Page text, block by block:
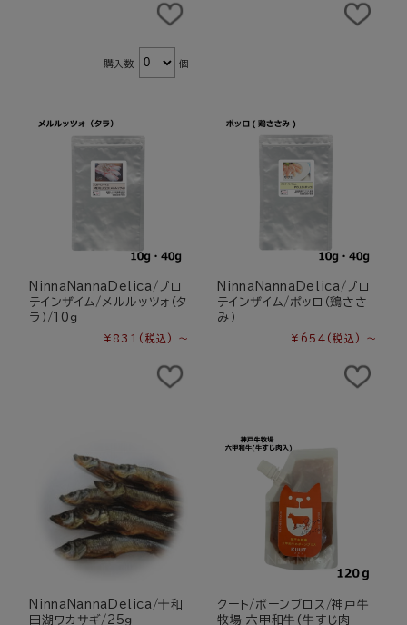
購入数 個
NinnaNannaDelica/プロ
テインザイム/メルルッツォ（タ
ラ）/10ｇ
¥831 (税込) ～
NinnaNannaDelica/プロ
テインザイム/ポッロ（鶏ささ
み）
¥654 (税込) ～
NinnaNannaDelica/十和
田湖ワカサギ/25ｇ
クート/ボーンブロス/神戸牛
牧場 六甲和牛(牛すじ肉